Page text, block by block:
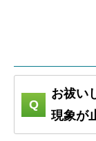
お祓い
現象が